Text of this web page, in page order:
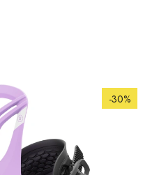
-30%